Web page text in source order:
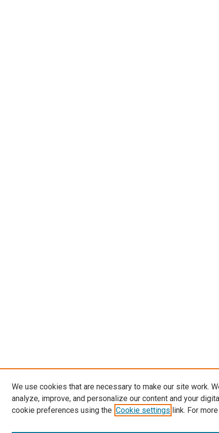
We use cookies that are necessary to make our site work.
analyze, improve, and personalize our content and your
cookie preferences using the Cookie settings link. For